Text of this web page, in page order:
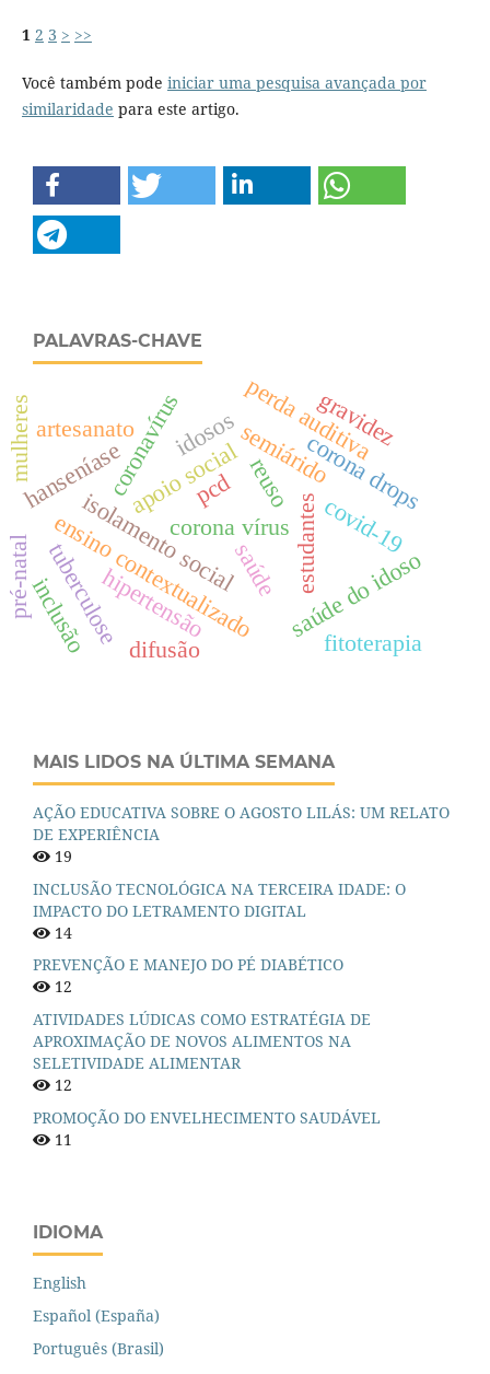
1 2 3 > >>
Você também pode iniciar uma pesquisa avançada por
similaridade para este artigo.
PALAVRAS-CHAVE
corona vírus
isolamento social
semiárido
estudantes
apoio social
saúde do idoso
ensino contextualizado
corona drops
coronavírus
hipertensão
covid-19
saúde
artesanato
reuso
tuberculose
hanseníase
idosos
inclusão
pcd
perda auditiva
fitoterapia
pré-natal
gravidez
difusão
mulheres
MAIS LIDOS NA ÚLTIMA SEMANA
AÇÃO EDUCATIVA SOBRE O AGOSTO LILÁS: UM RELATO
DE EXPERIÊNCIA
19
INCLUSÃO TECNOLÓGICA NA TERCEIRA IDADE: O
IMPACTO DO LETRAMENTO DIGITAL
14
PREVENÇÃO E MANEJO DO PÉ DIABÉTICO
12
ATIVIDADES LÚDICAS COMO ESTRATÉGIA DE
APROXIMAÇÃO DE NOVOS ALIMENTOS NA
SELETIVIDADE ALIMENTAR
12
PROMOÇÃO DO ENVELHECIMENTO SAUDÁVEL
11
IDIOMA
English
Español (España)
Português (Brasil)